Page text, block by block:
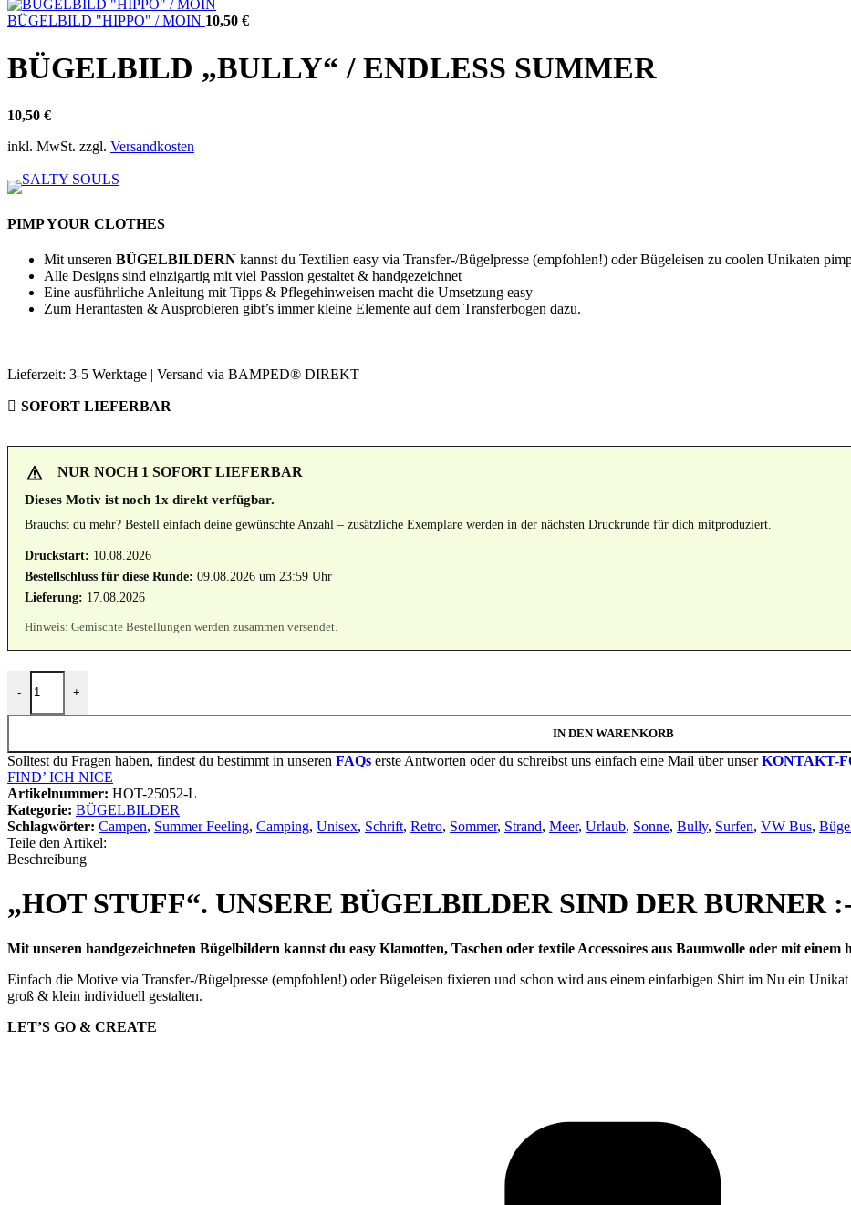
Instagram
BÜGELBILD "HIPPO" / MOIN 10,50 €
BÜGELBILD „BULLY“ / ENDLESS SUMMER
10,50 €
inkl. MwSt. zzgl. Versandkosten
PIMP YOUR CLOTHES
Mit unseren BÜGELBILDERN kannst du Textilien easy via Transfer-/Bügelpresse (empfohlen!) oder Bügeleisen zu coolen Unikaten
Alle Designs sind einzigartig mit viel Passion gestaltet & handgezeichnet
Eine ausführliche Anleitung mit Tipps & Pflegehinweisen macht die Umsetzung easy
Zum Herantasten & Ausprobieren gibt’s immer kleine Elemente auf dem Transferbogen dazu.
Lieferzeit: 3-5 Werktage | Versand via BAMPED® DIREKT
SOFORT LIEFERBAR
NUR NOCH 1 SOFORT LIEFERBAR
Dieses Motiv ist noch 1x direkt verfügbar.
Brauchst du mehr? Bestell einfach deine gewünschte Anzahl – zusätzliche Exemplare werden in der nächsten Druckrunde für dich mitproduziert.
Druckstart: 10.08.2026
Bestellschluss für diese Runde: 09.08.2026 um 23:59 Uhr
Lieferung: 17.08.2026
Hinweis: Gemischte Bestellungen werden zusammen versendet.
-
BÜGELBILD "BULLY" / ENDLESS SUMMER Menge
+
IN DEN WARENKORB
Solltest du Fragen haben, findest du bestimmt in unseren FAQs erste Antworten oder du schreibst uns einfach eine Mail über unserKONTAKT-
FIND’ ICH NICE
Artikelnummer: HOT-25052-L
Kategorie: BÜGELBILDER
Schlagwörter: Campen, Summer Feeling, Camping, Unisex, Schrift, Retro, Sommer, Strand, Meer, Urlaub, Sonne, Bully, Surfen, VW Bus,
Teile den Artikel:
Beschreibung
„HOT STUFF“. UNSERE BÜGELBILDER SIND DER BURNER
Mit unseren handgezeichneten Bügelbildern kannst du easy Klamotten, Taschen oder textile Accessoires aus Baumwolle oder mit
Einfach die Motive via Transfer-/Bügelpresse (empfohlen!) oder Bügeleisen fixieren und schon wird aus einem einfarbigen Shirt im Nu ein
groß & klein individuell gestalten.
LET’S GO & CREATE